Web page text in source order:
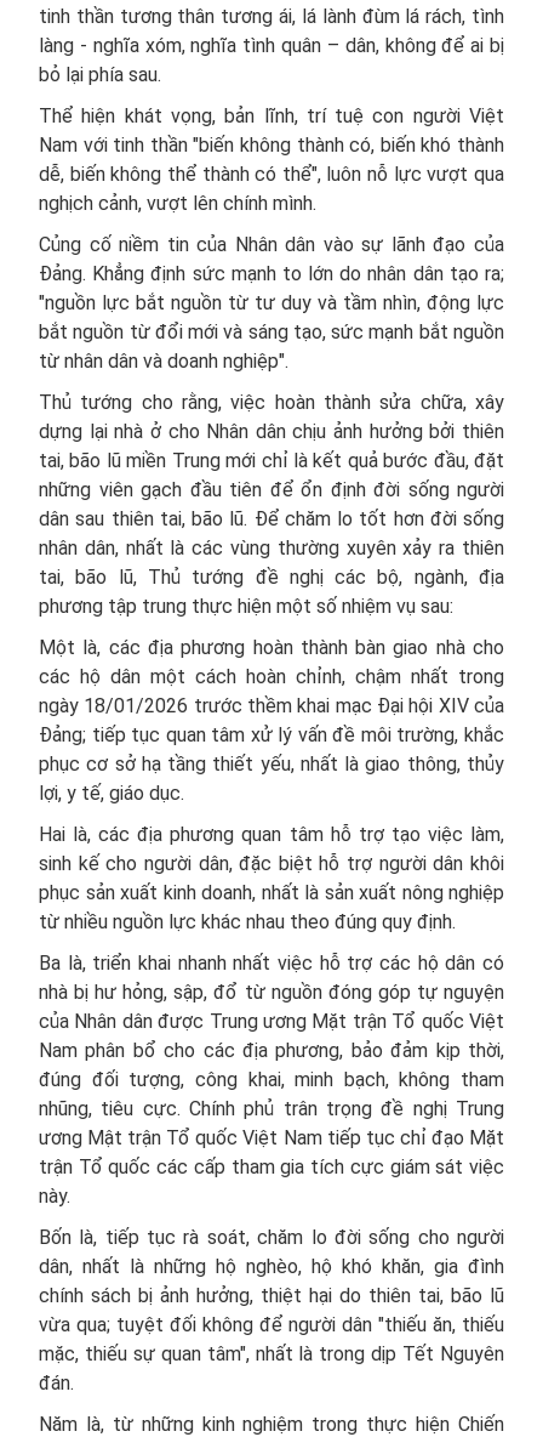
tinh thần tương thân tương ái, lá lành đùm lá rách, tình
làng - nghĩa xóm, nghĩa tình quân – dân, không để ai bị
bỏ lại phía sau.
Thể hiện khát vọng, bản lĩnh, trí tuệ con người Việt
Nam với tinh thần "biến không thành có, biến khó thành
dễ, biến không thể thành có thể", luôn nỗ lực vượt qua
nghịch cảnh, vượt lên chính mình.
Củng cố niềm tin của Nhân dân vào sự lãnh đạo của
Đảng. Khẳng định sức mạnh to lớn do nhân dân tạo ra;
"nguồn lực bắt nguồn từ tư duy và tầm nhìn, động lực
bắt nguồn từ đổi mới và sáng tạo, sức mạnh bắt nguồn
từ nhân dân và doanh nghiệp".
Thủ tướng cho rằng, việc hoàn thành sửa chữa, xây
dựng lại nhà ở cho Nhân dân chịu ảnh hưởng bởi thiên
tai, bão lũ miền Trung mới chỉ là kết quả bước đầu, đặt
những viên gạch đầu tiên để ổn định đời sống người
dân sau thiên tai, bão lũ. Để chăm lo tốt hơn đời sống
nhân dân, nhất là các vùng thường xuyên xảy ra thiên
tai, bão lũ, Thủ tướng đề nghị các bộ, ngành, địa
phương tập trung thực hiện một số nhiệm vụ sau:
Một là, các địa phương hoàn thành bàn giao nhà cho
các hộ dân một cách hoàn chỉnh, chậm nhất trong
ngày 18/01/2026 trước thềm khai mạc Đại hội XIV của
Đảng; tiếp tục quan tâm xử lý vấn đề môi trường, khắc
phục cơ sở hạ tầng thiết yếu, nhất là giao thông, thủy
lợi, y tế, giáo dục.
Hai là, các địa phương quan tâm hỗ trợ tạo việc làm,
sinh kế cho người dân, đặc biệt hỗ trợ người dân khôi
phục sản xuất kinh doanh, nhất là sản xuất nông nghiệp
từ nhiều nguồn lực khác nhau theo đúng quy định.
Ba là, triển khai nhanh nhất việc hỗ trợ các hộ dân có
nhà bị hư hỏng, sập, đổ từ nguồn đóng góp tự nguyện
của Nhân dân được Trung ương Mặt trận Tổ quốc Việt
Nam phân bổ cho các địa phương, bảo đảm kịp thời,
đúng đối tượng, công khai, minh bạch, không tham
nhũng, tiêu cực. Chính phủ trân trọng đề nghị Trung
ương Mật trận Tổ quốc Việt Nam tiếp tục chỉ đạo Mặt
trận Tổ quốc các cấp tham gia tích cực giám sát việc
này.
Bốn là, tiếp tục rà soát, chăm lo đời sống cho người
dân, nhất là những hộ nghèo, hộ khó khăn, gia đình
chính sách bị ảnh hưởng, thiệt hại do thiên tai, bão lũ
vừa qua; tuyệt đối không để người dân "thiếu ăn, thiếu
mặc, thiếu sự quan tâm", nhất là trong dịp Tết Nguyên
đán.
Năm là, từ những kinh nghiệm trong thực hiện Chiến